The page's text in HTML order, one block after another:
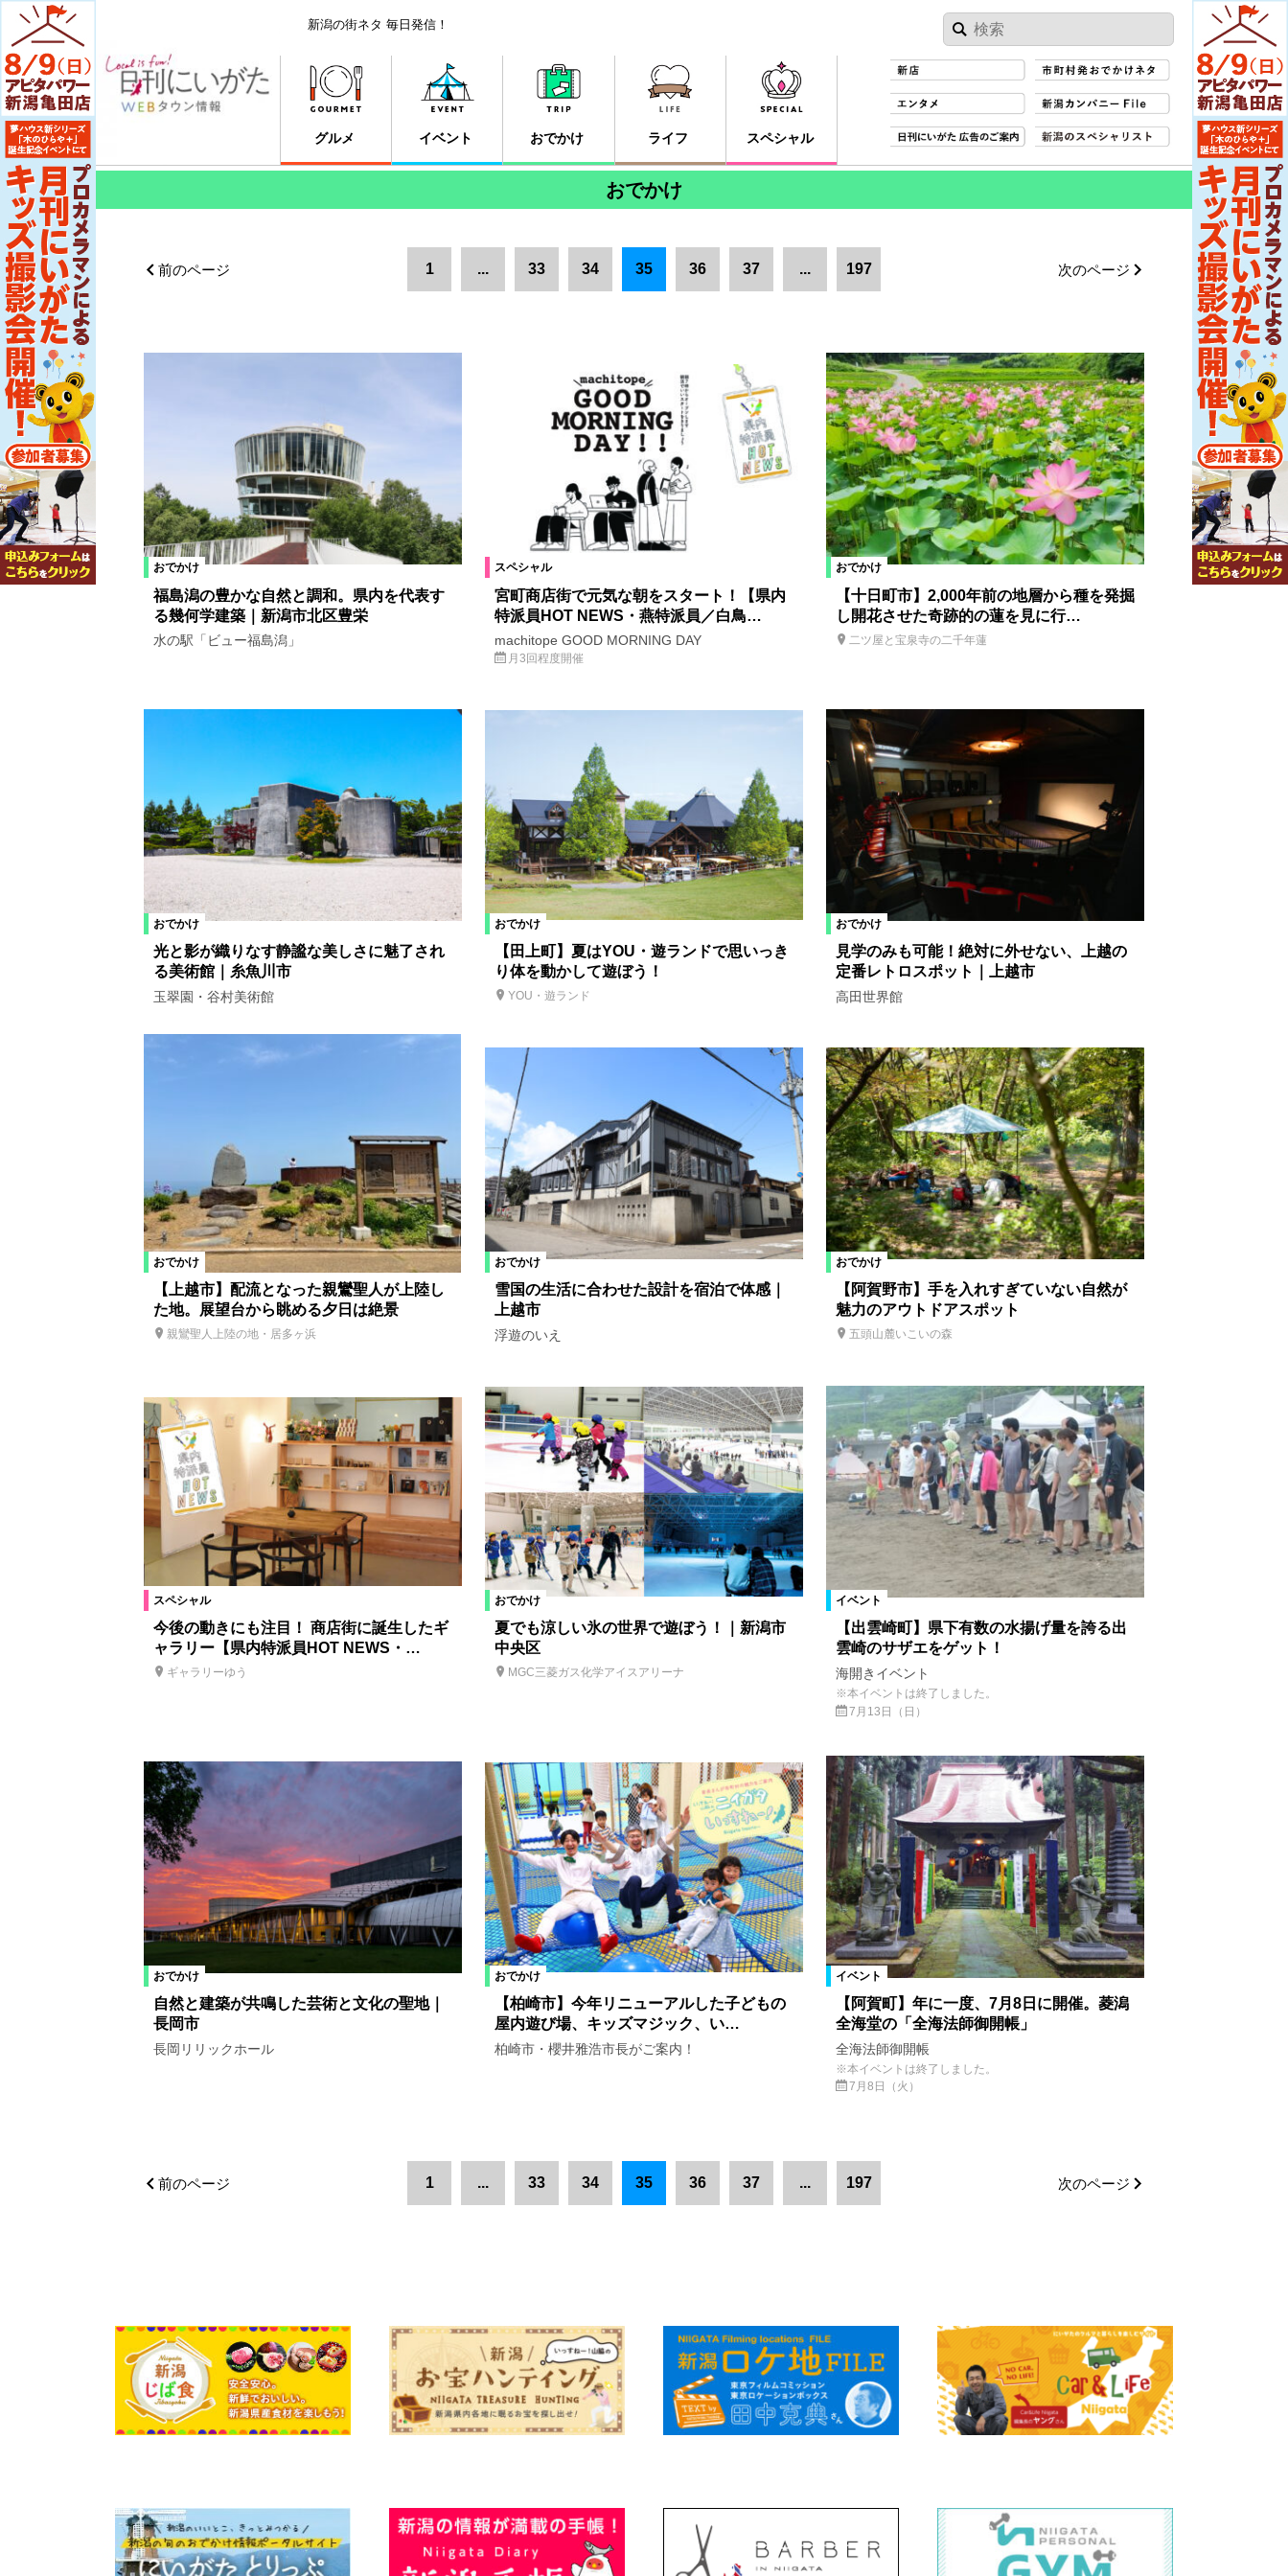
新潟の街ネタ 毎日発信！
グルメ イベント おでかけ ライフ スペシャル
おでかけ
前のページ 1 ... 33 34 35 36 37 ... 197 次のページ
おでかけ
福島潟の豊かな自然と調和。県内を代表す
る幾何学建築｜新潟市北区豊栄
水の駅「ビュー福島潟」
スペシャル
宮町商店街で元気な朝をスタート！【県内
特派員HOT NEWS・燕特派員／白鳥…
machitope GOOD MORNING DAY
月3回程度開催
おでかけ
【十日町市】2,000年前の地層から種を発掘
し開花させた奇跡的の蓮を見に行…
二ツ屋と宝泉寺の二千年蓮
おでかけ
光と影が織りなす静謐な美しさに魅了され
る美術館｜糸魚川市
玉翠園・谷村美術館
おでかけ
【田上町】夏はYOU・遊ランドで思いっき
り体を動かして遊ぼう！
YOU・遊ランド
おでかけ
見学のみも可能！絶対に外せない、上越の
定番レトロスポット｜上越市
高田世界館
おでかけ
【上越市】配流となった親鸞聖人が上陸し
た地。展望台から眺める夕日は絶景
親鸞聖人上陸の地・居多ヶ浜
おでかけ
雪国の生活に合わせた設計を宿泊で体感｜
上越市
浮遊のいえ
おでかけ
【阿賀野市】手を入れすぎていない自然が
魅力のアウトドアスポット
五頭山麓いこいの森
スペシャル
今後の動きにも注目！ 商店街に誕生したギ
ャラリー【県内特派員HOT NEWS・…
ギャラリーゆう
おでかけ
夏でも涼しい氷の世界で遊ぼう！｜新潟市
中央区
MGC三菱ガス化学アイスアリーナ
イベント
【出雲崎町】県下有数の水揚げ量を誇る出
雲崎のサザエをゲット！
海開きイベント
※本イベントは終了しました。
7月13日（日）
おでかけ
自然と建築が共鳴した芸術と文化の聖地｜
長岡市
長岡リリックホール
おでかけ
【柏崎市】今年リニューアルした子どもの
屋内遊び場、キッズマジック、い…
柏崎市・櫻井雅浩市長がご案内！
イベント
【阿賀町】年に一度、7月8日に開催。菱潟
全海堂の「全海法師御開帳」
全海法師御開帳
※本イベントは終了しました。
7月8日（火）
前のページ 1 ... 33 34 35 36 37 ... 197 次のページ